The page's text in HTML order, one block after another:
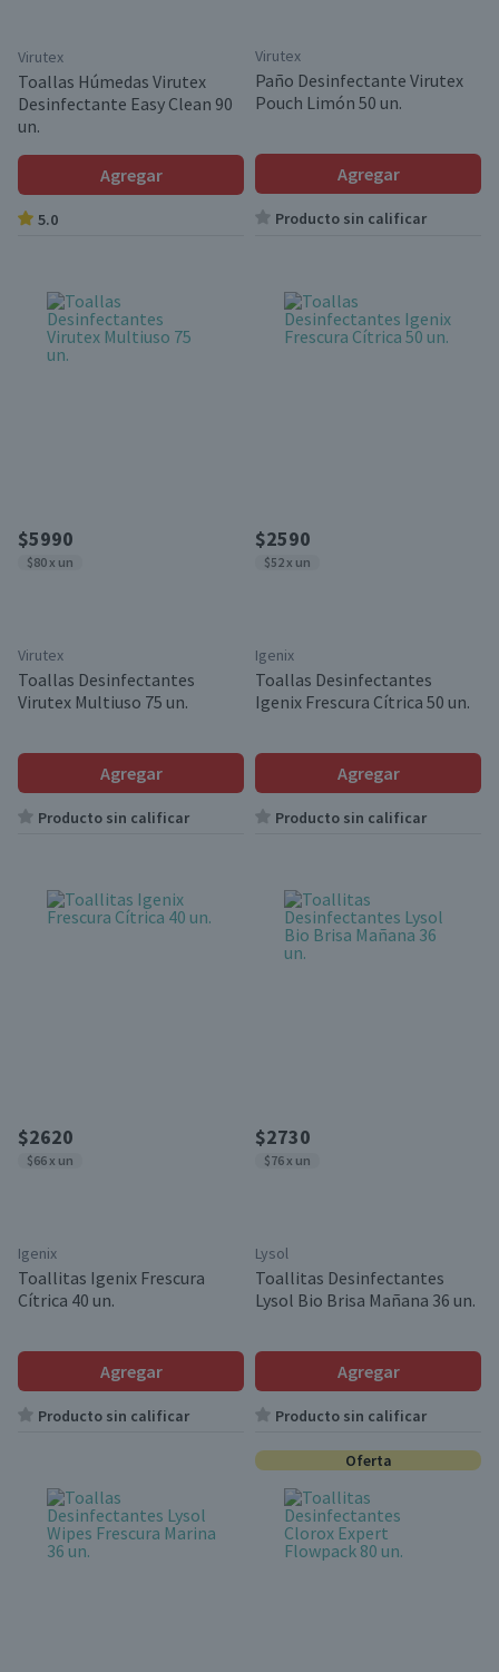
Virutex
Toallas Húmedas Virutex
Desinfectante Easy Clean 90
un.
Agregar
5.0
Virutex
Paño Desinfectante Virutex
Pouch Limón 50 un.
Agregar
Producto sin calificar
$5990
$80 x un
Virutex
Toallas Desinfectantes
Virutex Multiuso 75 un.
Agregar
Producto sin calificar
$2590
$52 x un
Igenix
Toallas Desinfectantes
Igenix Frescura Cítrica 50 un.
Agregar
Producto sin calificar
$2620
$66 x un
Igenix
Toallitas Igenix Frescura
Cítrica 40 un.
Agregar
Producto sin calificar
$2730
$76 x un
Lysol
Toallitas Desinfectantes
Lysol Bio Brisa Mañana 36 un.
Agregar
Producto sin calificar
Oferta